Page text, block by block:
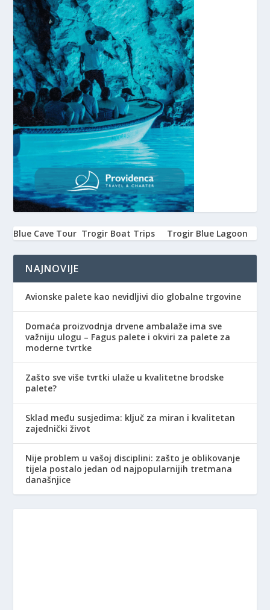
Blue Cave Tour Trogir Boat Trips Trogir Blue Lagoon
NAJNOVIJE
Avionske palete kao nevidljivi dio globalne trgovine
Domaća proizvodnja drvene ambalaže ima sve
važniju ulogu – Fagus palete i okviri za palete za
moderne tvrtke
Zašto sve više tvrtki ulaže u kvalitetne brodske
palete?
Sklad među susjedima: ključ za miran i kvalitetan
zajednički život
Nije problem u vašoj disciplini: zašto je oblikovanje
tijela postalo jedan od najpopularnijih tretmana
današnjice